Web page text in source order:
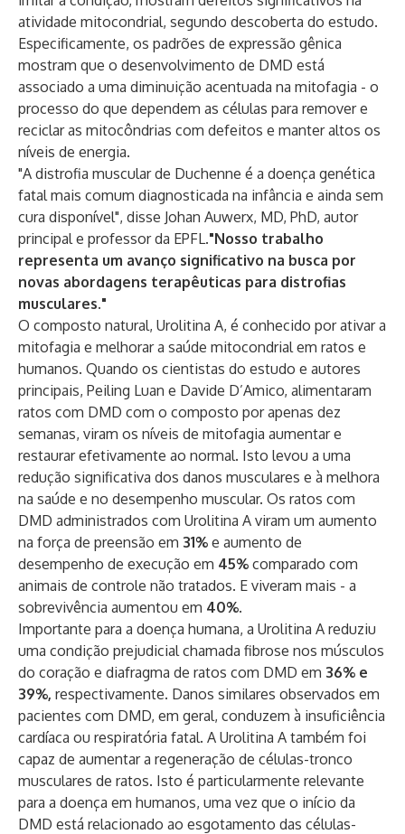
atividade mitocondrial, segundo descoberta do estudo.
Especificamente, os padrões de expressão gênica
mostram que o desenvolvimento de DMD está
associado a uma diminuição acentuada na mitofagia - o
processo do que dependem as células para remover e
reciclar as mitocôndrias com defeitos e manter altos os
níveis de energia.
"A distrofia muscular de Duchenne é a doença genética
fatal mais comum diagnosticada na infância e ainda sem
cura disponível", disse Johan Auwerx, MD, PhD, autor
principal e professor da EPFL."Nosso trabalho
representa um avanço significativo na busca por
novas abordagens terapêuticas para distrofias
musculares."
O composto natural, Urolitina A, é conhecido por ativar a
mitofagia e melhorar a saúde mitocondrial em ratos e
humanos. Quando os cientistas do estudo e autores
principais, Peiling Luan e Davide D’Amico, alimentaram
ratos com DMD com o composto por apenas dez
semanas, viram os níveis de mitofagia aumentar e
restaurar efetivamente ao normal. Isto levou a uma
redução significativa dos danos musculares e à melhora
na saúde e no desempenho muscular. Os ratos com
DMD administrados com Urolitina A viram um aumento
na força de preensão em 31% e aumento de
desempenho de execução em 45% comparado com
animais de controle não tratados. E viveram mais - a
sobrevivência aumentou em 40%.
Importante para a doença humana, a Urolitina A reduziu
uma condição prejudicial chamada fibrose nos músculos
do coração e diafragma de ratos com DMD em 36% e
39%, respectivamente. Danos similares observados em
pacientes com DMD, em geral, conduzem à insuficiência
cardíaca ou respiratória fatal. A Urolitina A também foi
capaz de aumentar a regeneração de células-tronco
musculares de ratos. Isto é particularmente relevante
para a doença em humanos, uma vez que o início da
DMD está relacionado ao esgotamento das células-